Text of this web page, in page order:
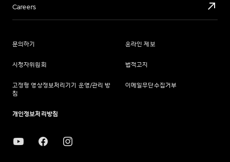
Careers
문의하기 온라인 제보
시청자위원회 법적고지
고정형 영상정보처리기기 운영/관리 방
침
이메일무단수집거부
개인정보처리방침